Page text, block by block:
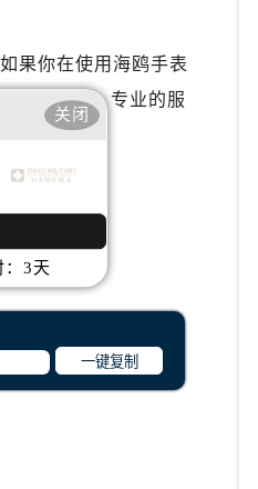
果你在使用海鸥手表
提供优质、专业的服
一键复制
关闭
：3天